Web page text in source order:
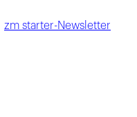
zm starter-Newsletter